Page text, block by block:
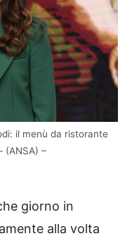
il menù da ristorante
(ANSA) –
giorno in
alla volta